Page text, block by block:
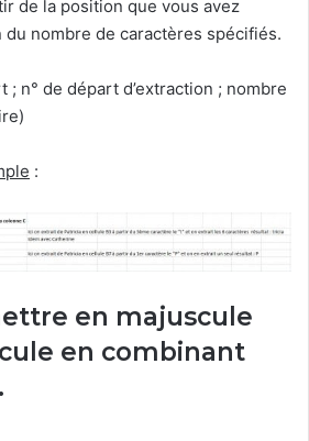
de la position que vous avez
nombre de caractères spécifiés.
; n° de départ d’extraction ; nombre
:
en majuscule
en combinant